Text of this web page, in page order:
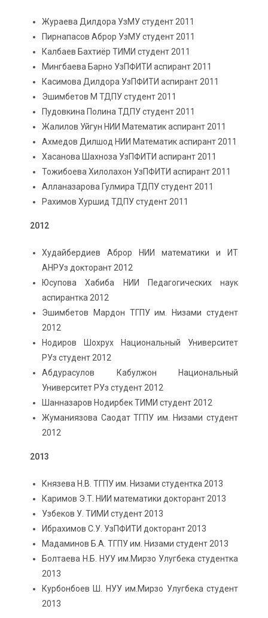
Жураева Дилдора УзМУ студент 2011
Пирнапасов Аброр УзМУ студент 2011
Калбаев Бахтиёр ТИМИ студент 2011
Мингбаева Барно УзПФИТИ аспирант 2011
Касимова Дилдора УзПФИТИ аспирант 2011
Эшимбетов М ТДПУ студент 2011
Пудовкина Полина ТДПУ студент 2011
Жалилов Уйгун НИИ Математик аспирант 2011
Ахмедов Дилшод НИИ Математик аспирант 2011
Хасанова Шахноза УзПФИТИ аспирант 2011
Тожибоева Хилолахон УзПФИТИ аспирант 2011
Алланазарова Гулмира ТДПУ студент 2011
Рахимов Хуршид ТДПУ студент 2011
2012
Худайбердиев Аброр НИИ математики и ИТ
АНРУз докторант 2012
Юсупова Хабиба НИИ Педагогических наук
аспирантка 2012
Эшимбетов Мардон ТГПУ им. Низами студент
2012
Нодиров Шохрух Национальный Университет
РУз студент 2012
Абдурасулов Кабулжон Национальный
Университет РУз студент 2012
Шанназаров Нодирбек ТИМИ студент 2012
Жуманиязова Саодат ТГПУ им. Низами студент
2012
2013
Князева Н.В. ТГПУ им. Низами студентка 2013
Каримов Э.Т. НИИ математики докторант 2013
Узбеков У. ТИМИ студент 2013
Ибрахимов С.У. УзПФИТИ докторант 2013
Мадаминов Б.А. ТГПУ им. Низами студент 2013
Болтаева Н.Б. НУУ им.Мирзо Улугбека студентка
2013
Курбонбоев Ш. НУУ им.Мирзо Улугбека студент
2013